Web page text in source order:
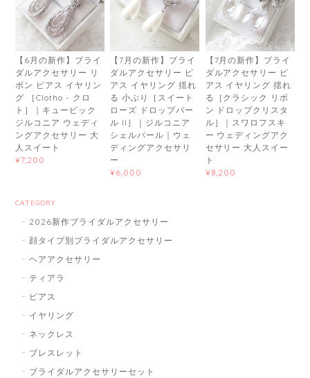
【6月の新作】ブライ
ダルアクセサリー リ
ボン ピアス イヤリン
グ ［Clotho - クロ
ト］｜キュービック
ジルコニア ウェディ
ングアクセサリー 大
人スイート
¥7,200
【7月の新作】ブライ
ダルアクセサリー ピ
アス イヤリング 揺れ
る 小ぶり［スイート
ローズ ドロップパー
ル II］｜ジルコニア
シェルパール｜ウェ
ディングアクセサリ
ー
¥6,000
【7月の新作】ブライ
ダルアクセサリー ピ
アス イヤリング 揺れ
る［クラシック リボ
ン ドロップクリスタ
ル］｜スワロフスキ
ー ウェディングアク
セサリー 大人スイー
ト
¥8,200
CATEGORY
2026新作ブライダルアクセサリー
顔タイプ別ブライダルアクセサリー
ヘアアクセサリー
ティアラ
ピアス
イヤリング
ネックレス
ブレスレット
ブライダルアクセサリーセット